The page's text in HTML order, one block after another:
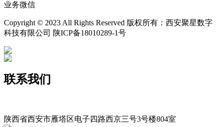
业务微信
Copyright © 2023 All Rights Reserved 版权所有：西安聚星数字
科技有限公司 陕ICP备18010289-1号
联系我们
陕西省西安市雁塔区电子四路西京三号3号楼804室